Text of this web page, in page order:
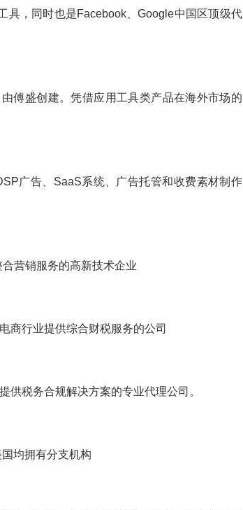
具，同时也是Facebook、Google中国区顶级代
傅盛创建。凭借应用工具类产品在海外市场的
广告、SaaS系统、广告托管和收费素材制作
营销服务的高新技术企业
商行业提供综合财税服务的公司
供税务合规解决方案的专业代理公司。
均拥有分支机构